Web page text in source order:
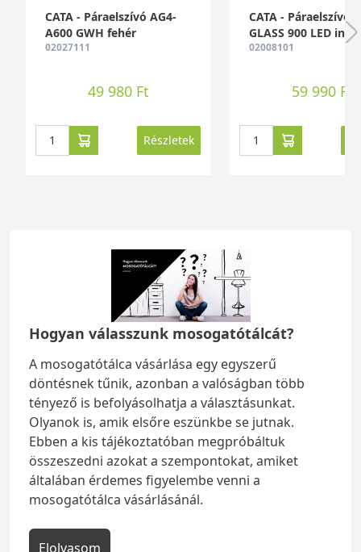
CATA - Páraelszívó AG4-
A600 GWH fehér
02027111
49 980 Ft
Részletek
CATA - Páraelszívó
GLASS 900 LED inox
02008101
59 990 Ft
Hogyan válasszunk mosogatótálcát?
A mosogatótálca vásárlása egy egyszerű
döntésnek tűnik, azonban a valóságban több
tényező is befolyásolhatja a választásunkat.
Olyanok is, amik elsőre eszünkbe se jutnak.
Ebben a kis tájékoztatóban megpróbáltuk
összeszedni azokat a szempontokat, amiket
általában érdemes figyelembe venni a
mosogatótálca vásárlásánál.
Elolvasom